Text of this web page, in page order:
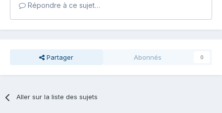
Répondre à ce sujet…
Partager Abonnés 0
Aller sur la liste des sujets